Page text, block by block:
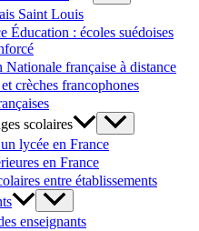
Saint Louis
Éducation : écoles suédoises
Nationale française à distance
crèches francophones
scolaires
lycée en France
en France
entre établissements
enseignants